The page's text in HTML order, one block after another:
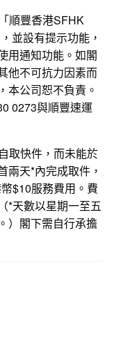
順豐香港SFHK
並設有提示功能，
用通知功能。如閣
他不可抗力因素而
本公司恕不負責。
0273與順豐速運
取快件，而未能於
兩天*內完成取件，
$10服務費用。費
*天數以星期一至五
）閣下需自行承擔